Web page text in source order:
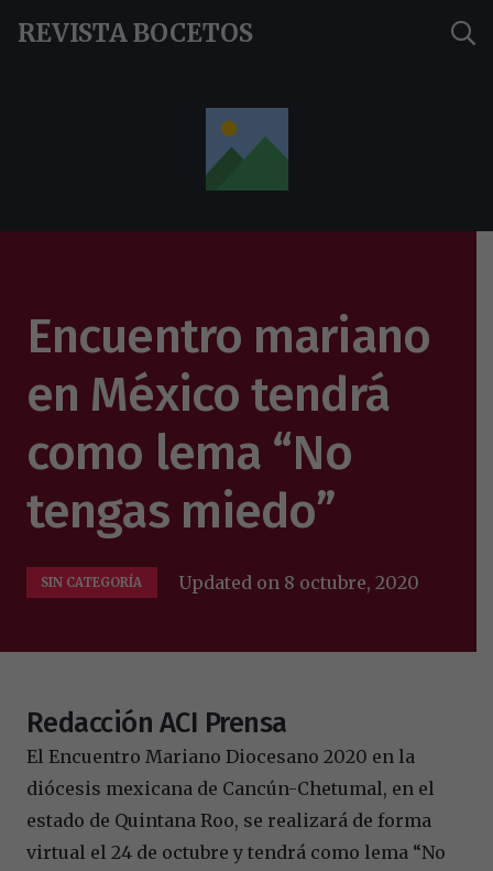
REVISTA BOCETOS
Encuentro mariano
en México tendrá
como lema “No
tengas miedo”
SIN CATEGORÍA Updated on 8 octubre, 2020
Redacción ACI Prensa
El Encuentro Mariano Diocesano 2020 en la
diócesis mexicana de Cancún-Chetumal, en el
estado de Quintana Roo, se realizará de forma
virtual el 24 de octubre y tendrá como lema “No